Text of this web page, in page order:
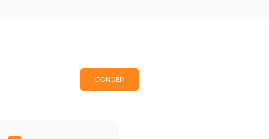
GÖNDER